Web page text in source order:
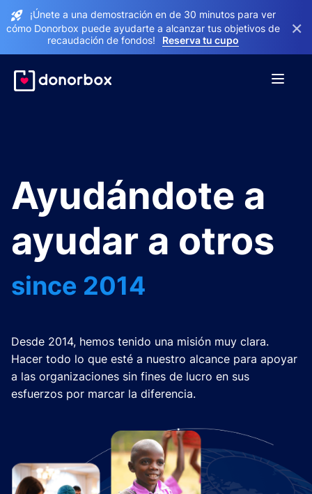
¡Únete a una demostración en de 30 minutos para ver
cómo Donorbox puede ayudarte a alcanzar tus objetivos de
recaudación de fondos!
Reserva tu cupo
×
Ayudándote a
ayudar a otros
since 2014
Desde 2014, hemos tenido una misión muy clara.
Hacer todo lo que esté a nuestro alcance para apoyar
a las organizaciones sin fines de lucro en sus
esfuerzos por marcar la diferencia.